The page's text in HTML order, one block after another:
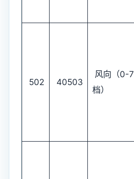
502 40503
风向（0-7
档）